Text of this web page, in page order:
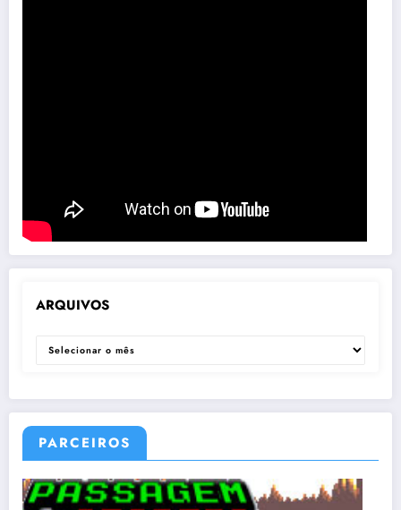
ARQUIVOS
ARQUIVOS
PARCEIROS